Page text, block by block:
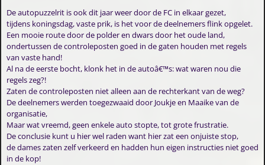
De autopuzzelrit is ook dit jaar weer door de FC in elkaar gezet,
tijdens koningsdag, vaste prik, is het voor de deelnemers flink opgelet.
Een mooie route door de polder en dwars door het oude land,
ondertussen de controleposten goed in de gaten houden met regels
van vaste hand!
Al na de eerste bocht, klonk het in de autoâ€™s: wat waren nou die
regels zeg?!
Zaten de controleposten niet alleen aan de rechterkant van de weg?
De deelnemers werden toegezwaaid door Joukje en Maaike van de
organisatie,
Maar wat vreemd, geen enkele auto stopte, tot grote frustratie.
De conclusie kunt u hier wel raden want hier zat een onjuiste stop,
de dames zaten zelf verkeerd en hadden hun eigen instructies niet goed
in de kop!